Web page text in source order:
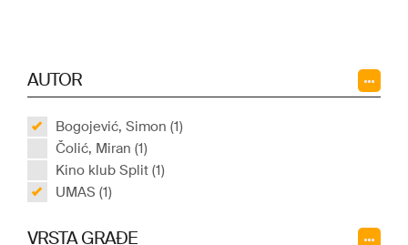
AUTOR
Bogojević, Simon (1)
Čolić, Miran (1)
Kino klub Split (1)
UMAS (1)
VRSTA GRAĐE